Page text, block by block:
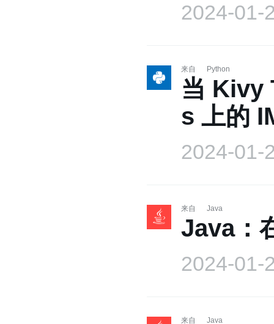
2024-01-
来自 Python
当 Kivy
s 上的
2024-01-
来自 Java
Java：
2024-01-
来自 Java